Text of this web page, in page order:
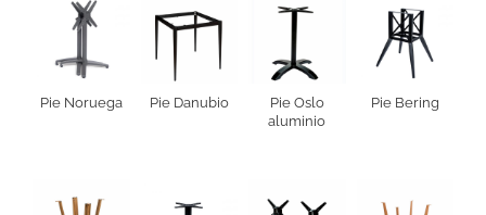
Pie Noruega Pie Danubio
Pie Oslo
aluminio
Pie Bering